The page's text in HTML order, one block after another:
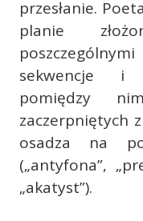
przesłanie.
planie
sekwencje i
pomiędzy
zaczerpniętych
osadza na
(„antyfona”,
„akatyst”).